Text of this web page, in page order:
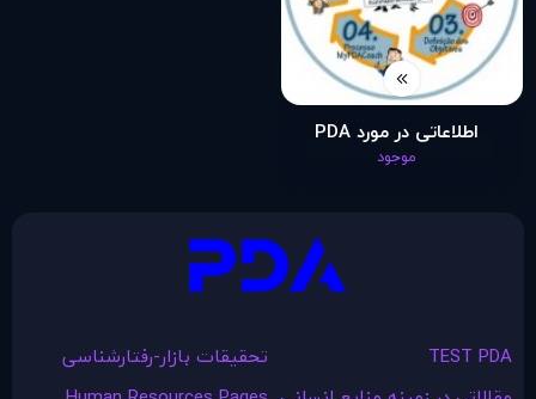
اطلاعاتی در مورد PDA
موجود
TEST PDA
تحقیقات بازار-رفتارشناسی